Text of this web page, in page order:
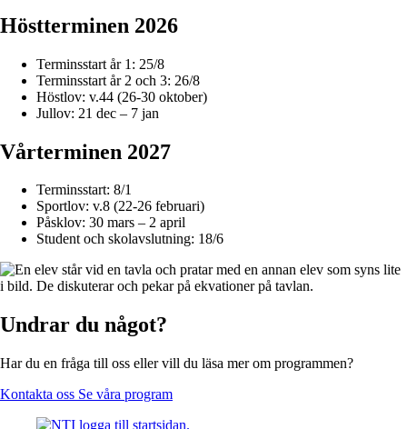
Höstterminen 2026
Terminsstart år 1: 25/8
Terminsstart år 2 och 3: 26/8
Höstlov: v.44 (26-30 oktober)
Jullov: 21 dec – 7 jan
Vårterminen 2027
Terminsstart: 8/1
Sportlov: v.8 (22-26 februari)
Påsklov: 30 mars – 2 april
Student och skolavslutning: 18/6
Undrar du något?
Har du en fråga till oss eller vill du läsa mer om programmen?
Kontakta oss Se våra program